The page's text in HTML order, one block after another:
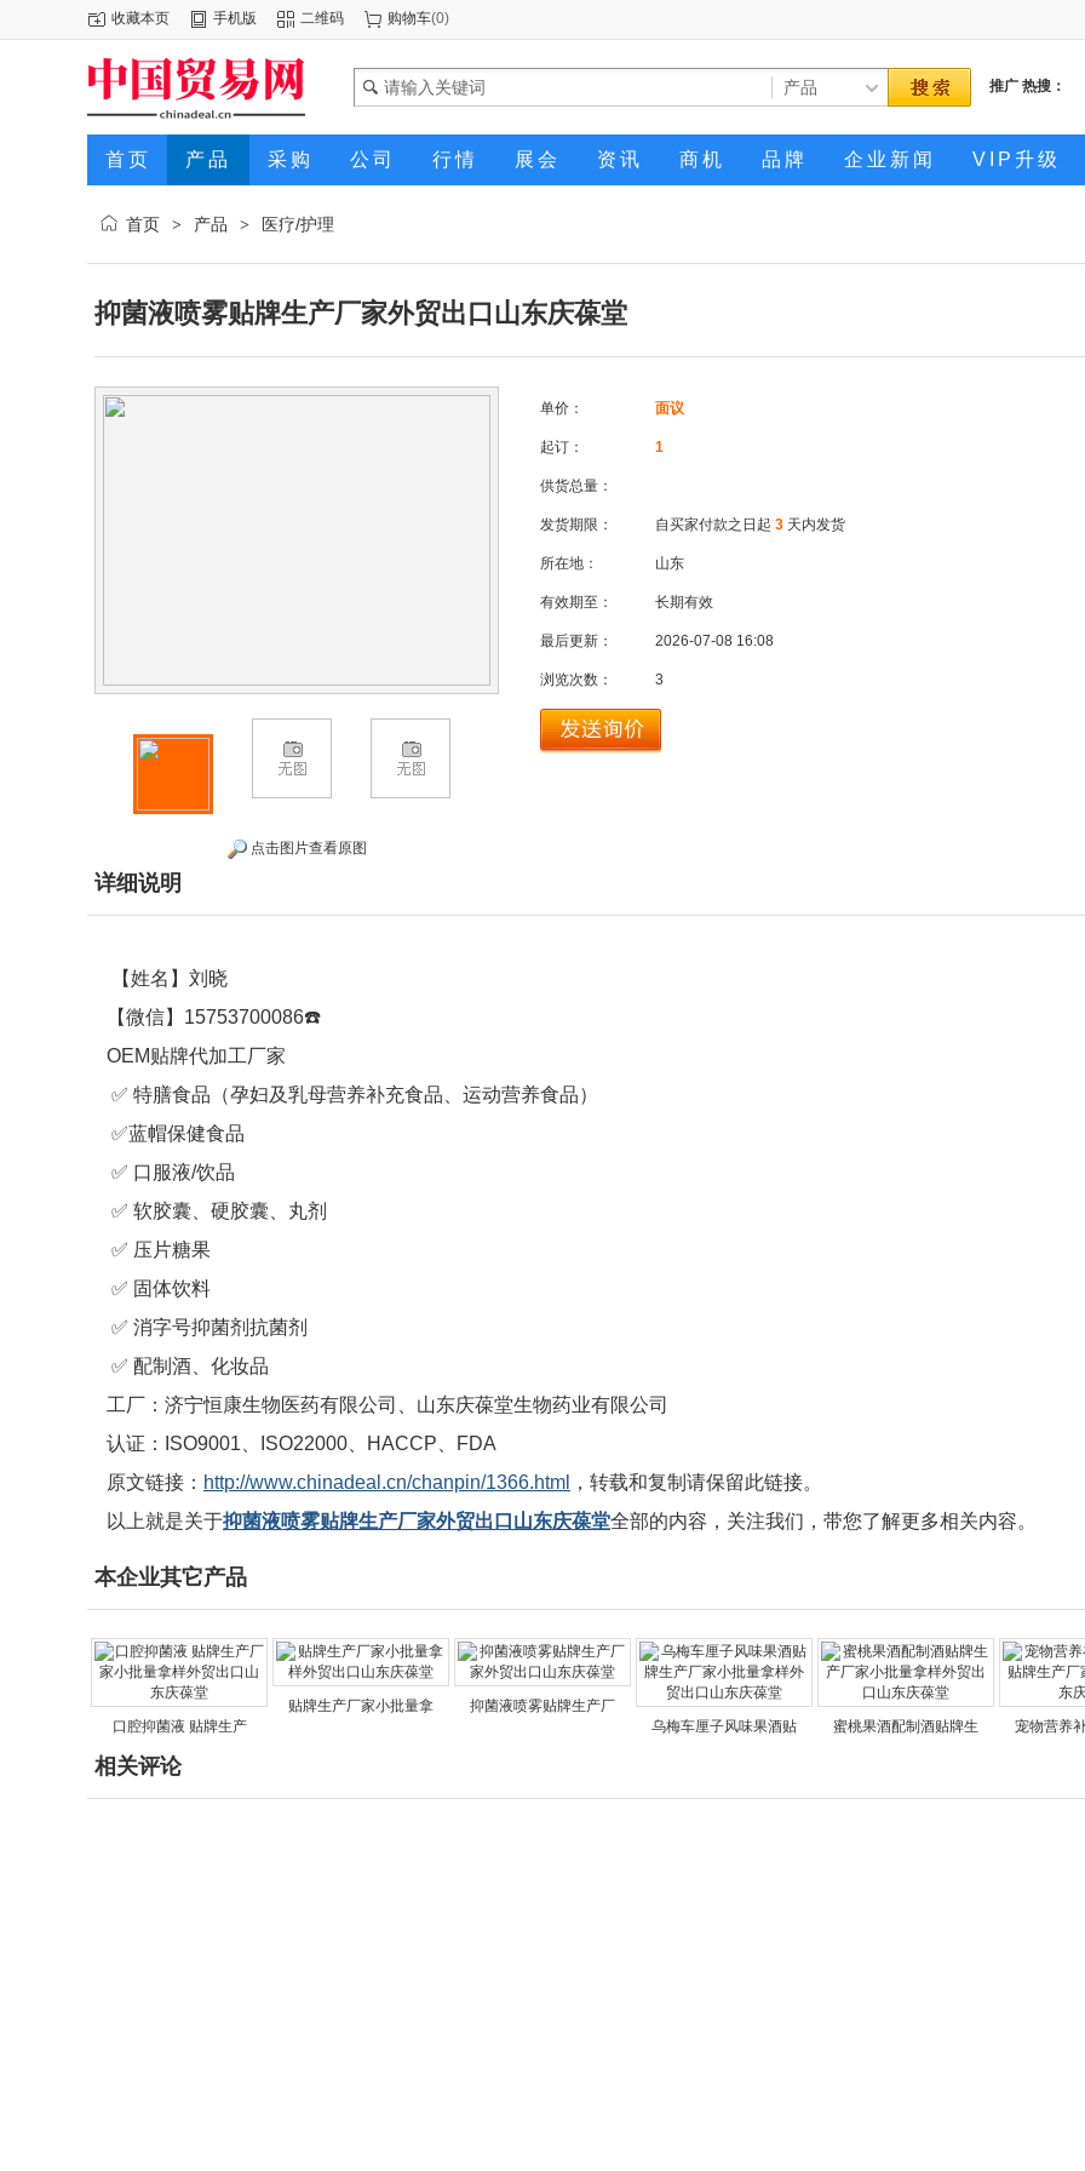
收藏本页 手机版 二维码 购物车(0)
推广 热搜：
首页 产品 采购 公司 行情 展会 资讯 商机 品牌 企业新闻 VIP升级
首页 > 产品 > 医疗/护理
抑菌液喷雾贴牌生产厂家外贸出口山东庆葆堂
点击图片查看原图
单价： 面议
起订： 1
供货总量：
发货期限： 自买家付款之日起 3 天内发货
所在地： 山东
有效期至： 长期有效
最后更新： 2026-07-08 16:08
浏览次数： 3
详细说明
【姓名】刘晓
【微信】15753700086☎️
OEM贴牌代加工厂家
✅ 特膳食品（孕妇及乳母营养补充食品、运动营养食品）
✅蓝帽保健食品
✅ 口服液/饮品
✅ 软胶囊、硬胶囊、丸剂
✅ 压片糖果
✅ 固体饮料
✅ 消字号抑菌剂抗菌剂
✅ 配制酒、化妆品
工厂：济宁恒康生物医药有限公司、山东庆葆堂生物药业有限公司
认证：ISO9001、ISO22000、HACCP、FDA
原文链接： http://www.chinadeal.cn/chanpin/1366.html
，转载和复制请保留此链接。
以上就是关于抑菌液喷雾贴牌生产厂家外贸出口山东庆葆堂全部的内容，关注我们，带您了解更多相关内容。
本企业其它产品
口腔抑菌液 贴牌生产
贴牌生产厂家小批量拿
抑菌液喷雾贴牌生产厂
乌梅车厘子风味果酒贴
蜜桃果酒配制酒贴牌生 宠物营养
相关评论